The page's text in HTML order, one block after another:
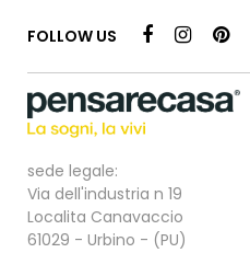
FOLLOW US
sede legale:
Via dell'industria n 19
Localita Canavaccio
61029 - Urbino - (PU)